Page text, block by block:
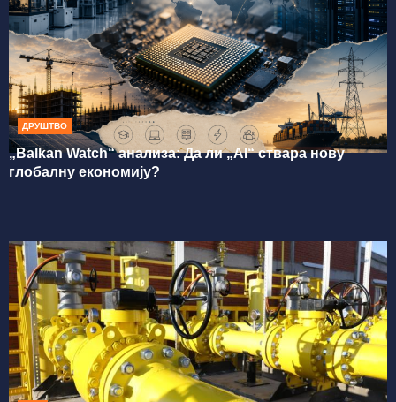
ДРУШТВО
„Balkan Watch“ анализа: Да ли „AI“ ствара нову
глобалну економију?